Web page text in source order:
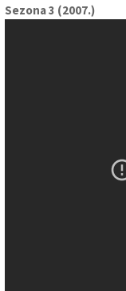
Sezona 3 (2007.)